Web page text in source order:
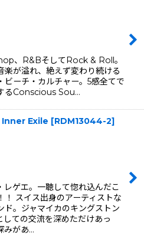
、R&BそしてRock & Roll。
楽が溢れ、絶えず変わり続ける
ビーチ・カルチャー。5感全てで
るConscious Sou…
Exile [RDM13044-2]
レゲエ。一聴して惚れ込んだこ
！ スイス出身のアーティストな
ド。ジャマイカのキングストン
しての交流を深めただけあっ
みがあ…